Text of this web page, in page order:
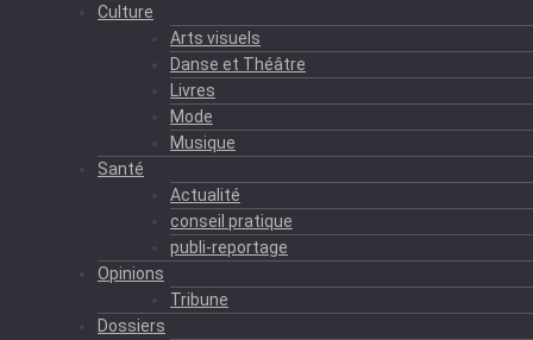
Culture
Arts visuels
Danse et Théâtre
Livres
Mode
Musique
Santé
Actualité
conseil pratique
publi-reportage
Opinions
Tribune
Dossiers